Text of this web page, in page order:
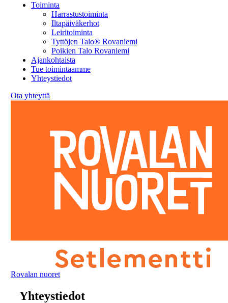
Toiminta
Harrastustoiminta
Iltapäiväkerhot
Leiritoiminta
Tyttöjen Talo® Rovaniemi
Poikien Talo Rovaniemi
Ajankohtaista
Tue toimintaamme
Yhteystiedot
Ota yhteyttä
Rovalan nuoret
Yhteystiedot